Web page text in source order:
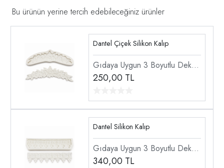
Bu ürünün yerine tercih edebileceğiniz ürünler
Dantel Çiçek Silikon Kalıp
Gıdaya Uygun 3 Boyutlu Dekor
Doku Dantel Şekillendirici
250,00 TL
Dantel Silikon Kalıp
Gıdaya Uygun 3 Boyutlu Dekor
Doku Dantel Şekillendirici
340,00 TL